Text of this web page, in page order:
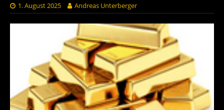
1. August 2025 Andreas Unterberger